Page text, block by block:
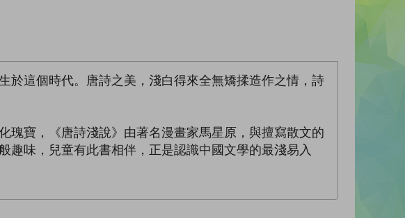
於這個時代。唐詩之美，淺白得來全無矯揉造作之情，詩
瑰寶，《唐詩淺說》由著名漫畫家馬星原，與擅寫散文的
味，兒童有此書相伴，正是認識中國文學的最淺易入